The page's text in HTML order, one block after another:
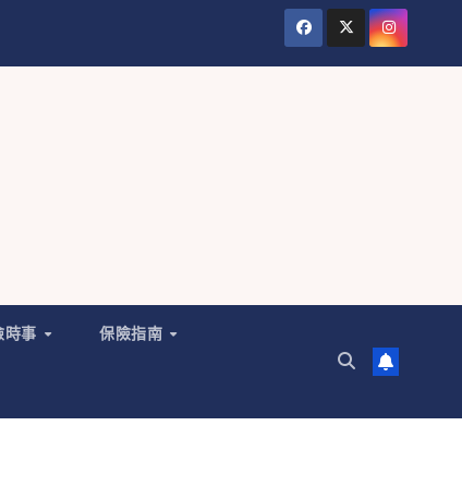
時事 保險指南